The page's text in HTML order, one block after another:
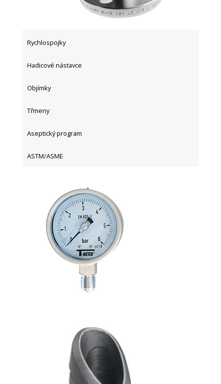
Rychlospojky
Hadicové nástavce
Objímky
Třmeny
Aseptický program
ASTM/ASME